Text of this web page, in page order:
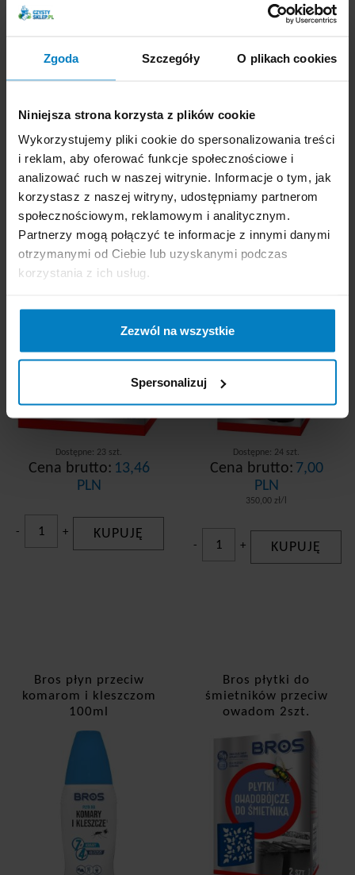
Zgoda Szczegóły O plikach cookies
Niniejsza strona korzysta z plików cookie
Wykorzystujemy pliki cookie do spersonalizowania treści
i reklam, aby oferować funkcje społecznościowe i
analizować ruch w naszej witrynie. Informacje o tym, jak
korzystasz z naszej witryny, udostępniamy partnerom
społecznościowym, reklamowym i analitycznym.
Partnerzy mogą połączyć te informacje z innymi danymi
otrzymanymi od Ciebie lub uzyskanymi podczas
korzystania z ich usług.
Zezwól na wszystkie
Spersonalizuj
Cena brutto:
- + KUPUJĘ
Dostępne: 19 szt.
Cena brutto:17,29
43,23 zł/l
Bros pułapka i płyn na
muszki owocowe
Dostępne: 23 szt.
Cena brutto: 13,46
PLN
- + KUPUJĘ
Bros płyn do wabienia
muszek owocowych
15ml do pułapki
Dostępne: 24 szt.
Cena brutto: 7,00
PLN
350,00 zł/l
- + KUPUJĘ
Bros płyn przeciw
komarom i kleszczom
100ml
Bros płytki do
śmietników przeciw
owadom 2szt.